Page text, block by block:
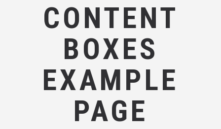
CONTENT
BOXES
EXAMPLE
PAGE